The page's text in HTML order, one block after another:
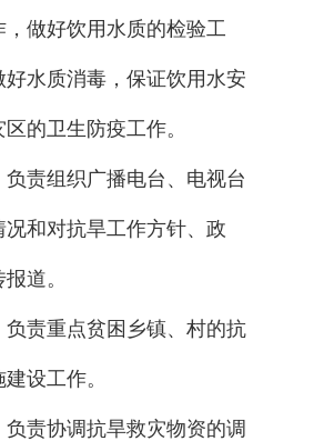
做好饮用水质的检验工
水质消毒，保证饮用水安
的卫生防疫工作。
责组织广播电台、电视台
和对抗旱工作方针、政
道。
责重点贫困乡镇、村的抗
设工作。
责协调抗旱救灾物资的调